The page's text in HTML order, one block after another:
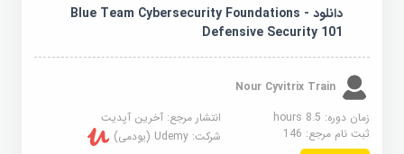
دانلود Blue Team Cybersecurity Foundations -
Defensive Security 101
Nour Cyvitrix Train
زمان دوره: 8.5 hours
انتشار مرجع:آخرین آپدیت
ثبت نام مرجع:146 شرکت:Udemy (یودمی)